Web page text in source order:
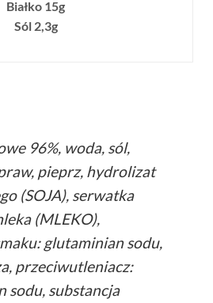
Białko 15g
Sól 2,3g
96%, woda, sól,
pieprz, hydrolizat
(SOJA), serwatka
(MLEKO),
glutaminian sodu,
przeciwutleniacz:
sodu, substancja